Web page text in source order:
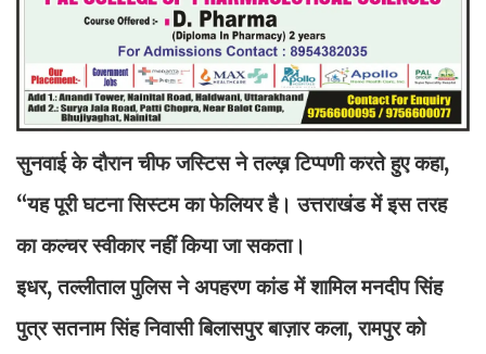
सुनवाई के दौरान चीफ जस्टिस ने तल्ख़ टिप्पणी करते हुए कहा,
“यह पूरी घटना सिस्टम का फेलियर है। उत्तराखंड में इस तरह
का कल्चर स्वीकार नहीं किया जा सकता।
इधर, तल्लीताल पुलिस ने अपहरण कांड में शामिल मनदीप सिंह
पुत्र सतनाम सिंह निवासी बिलासपुर बाज़ार कला, रामपुर को